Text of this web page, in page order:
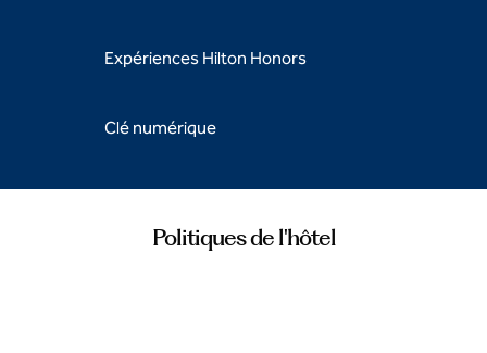
Expériences Hilton Honors
Clé numérique
Politiques de l'hôtel